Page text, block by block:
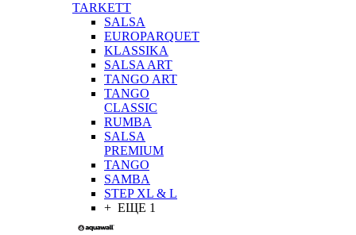
TARKETT
SALSA
EUROPARQUET
KLASSIKA
SALSA ART
TANGO ART
TANGO
CLASSIC
RUMBA
SALSA
PREMIUM
TANGO
SAMBA
STEP XL & L
+ ЕЩЕ 1